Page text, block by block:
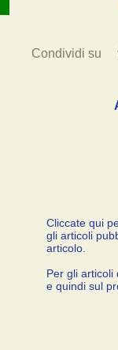
Condividi su
Cliccate qui
gli articoli
articolo.
Per gli articoli
e quindi sul